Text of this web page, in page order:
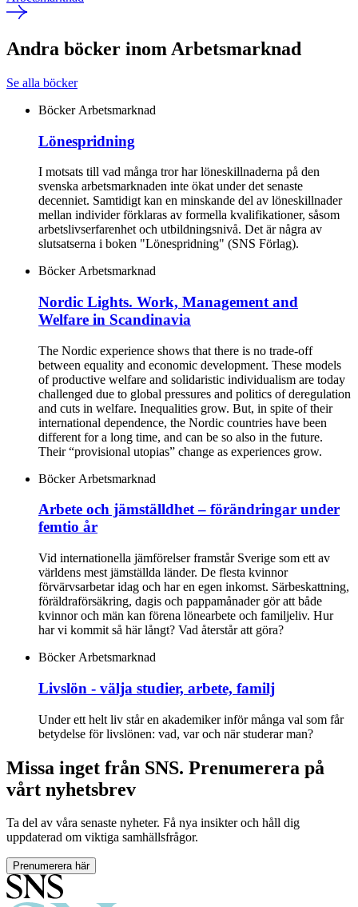
Andra böcker inom Arbetsmarknad
Se alla böcker
Böcker Arbetsmarknad
Lönespridning
I motsats till vad många tror har löneskillnaderna på den
svenska arbetsmarknaden inte ökat under det senaste
decenniet. Samtidigt kan en minskande del av löneskillnader
mellan individer förklaras av formella kvalifikationer, såsom
arbetslivserfarenhet och utbildningsnivå. Det är några av
slutsatserna i boken "Lönespridning" (SNS Förlag).
Böcker Arbetsmarknad
Nordic Lights. Work, Management and
Welfare in Scandinavia
The Nordic experience shows that there is no trade-off
between equality and economic development. These models
of productive welfare and solidaristic individualism are today
challenged due to global pressures and politics of deregulation
and cuts in welfare. Inequalities grow. But, in spite of their
international dependence, the Nordic countries have been
different for a long time, and can be so also in the future.
Their “provisional utopias” change as experiences grow.
Böcker Arbetsmarknad
Arbete och jämställdhet – förändringar under
femtio år
Vid internationella jämförelser framstår Sverige som ett av
världens mest jämställda länder. De flesta kvinnor
förvärvsarbetar idag och har en egen inkomst. Särbeskattning,
föräldraförsäkring, dagis och pappamånader gör att både
kvinnor och män kan förena lönearbete och familjeliv. Hur
har vi kommit så här långt? Vad återstår att göra?
Böcker Arbetsmarknad
Livslön - välja studier, arbete, familj
Under ett helt liv står en akademiker inför många val som får
betydelse för livslönen: vad, var och när studerar man?
Missa inget från SNS. Prenumerera på
vårt nyhetsbrev
Ta del av våra senaste nyheter. Få nya insikter och håll dig
uppdaterad om viktiga samhällsfrågor.
Prenumerera här